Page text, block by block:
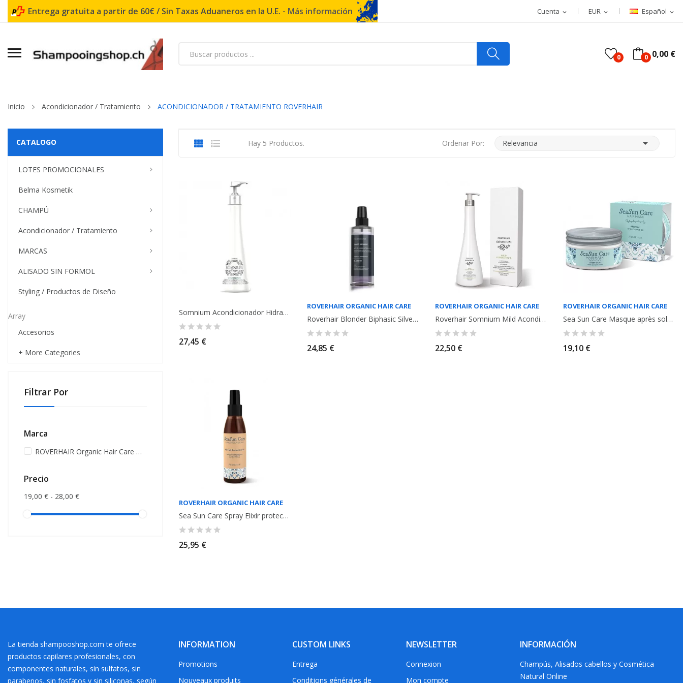
Español expand_more
EUR expand_more
Cuenta expand_more
Entrega gratuita a partir de 60€ / Sin Taxas Aduaneros en la U.E. - Más información
0 0,00 €
0
Inicio Acondicionador / Tratamiento ACONDICIONADOR / TRATAMIENTO ROVERHAIR
CATALOGO
LOTES PROMOCIONALES
Belma Kosmetik
CHAMPÚ
Acondicionador / Tratamiento
MARCAS
ALISADO SIN FORMOL
Styling / Productos de Diseño
Array
Accesorios
+ More Categories
Filtrar Por
Marca
ROVERHAIR Organic Hair Care
(4)
Precio
19,00 € - 28,00 €
Hay 5 Productos. Ordenar Por: Relevancia 
Somnium Acondicionador Hidratante de Argán y Queratina. 500ml. Roverhair
27,45 €
ROVERHAIR ORGANIC HAIR CARE
Roverhair Blonder Biphasic Silver tratamiento spray sin enjuague, cabello...
24,85 €
ROVERHAIR ORGANIC HAIR CARE
Roverhair Somnium Mild Acondicionador suave. Cabello fino y frágil sin...
22,50 €
ROVERHAIR ORGANIC HAIR CARE
Sea Sun Care Masque après soleil. 100ml. Roverhair
19,10 €
ROVERHAIR ORGANIC HAIR CARE
Sea Sun Care Spray Elixir protection solaire pour cheveux. 150ml. Roverhair
25,95 €
La tienda shampooshop.com te ofrece
productos capilares profesionales, con
componentes naturales, sin sulfatos, sin
parabenos, sin fosfatos y sin siliconas, según
INFORMATION
Promotions
Nouveaux produits
CUSTOM LINKS
Entrega
Conditions générales de
NEWSLETTER
Connexion
Mon compte
INFORMACIÓN
Champús, Alisados cabellos y Cosmética
Natural Online